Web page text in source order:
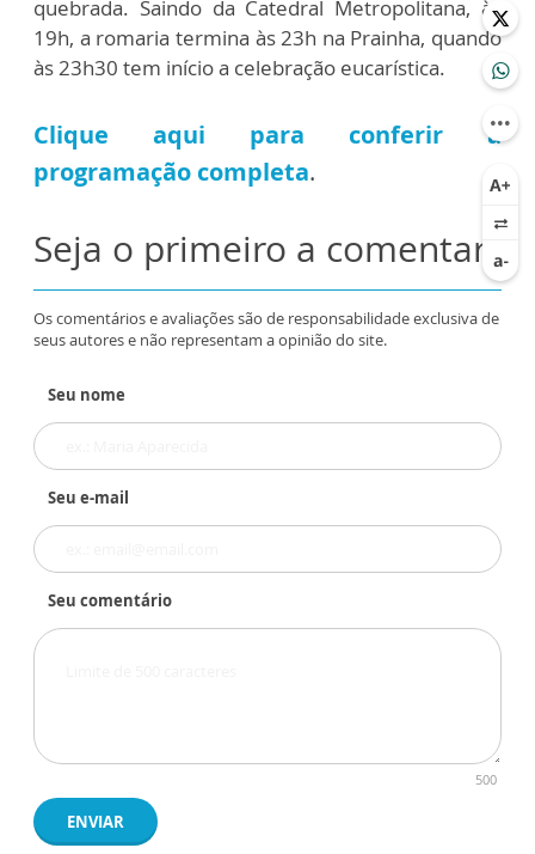
quebrada. Saindo da Catedral Metropolitana, às
19h, a romaria termina às 23h na Prainha, quando
às 23h30 tem início a celebração eucarística.
Clique aqui para conferir a
programação completa.
Seja o primeiro a comentar
Os comentários e avaliações são de responsabilidade exclusiva de
seus autores e não representam a opinião do site.
Seu nome
Seu e-mail
Seu comentário
500
ENVIAR